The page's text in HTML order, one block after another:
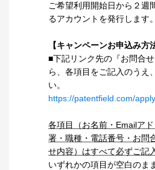
ご希望利用開始日から２週
るアカウントを発行します。
【キャンペーンお申込み方
■下記リンク先の『お問合
ら、各項目をご記入のうえ
い。
https://patentfield.com/apply
各項目（お名前・Emailア
署・職種・電話番号・お問
せ内容）はすべて必ずご記
いずれかの項目が空白のま